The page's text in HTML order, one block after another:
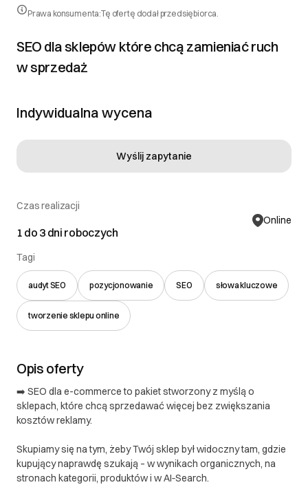
Prawa konsumenta:Tę ofertę dodał przedsiębiorca.
SEO dla sklepów które chcą zamieniać ruch
w sprzedaż
Indywidualna wycena
Czas realizacji
1 do 3 dni roboczych
Online
Tagi
audyt SEO pozycjonowanie SEO słowa kluczowe
tworzenie sklepu online
Wyślij zapytanie
Opis oferty
➡️ SEO dla e-commerce to pakiet stworzony z myślą o
sklepach, które chcą sprzedawać więcej bez zwiększania
kosztów reklamy.
Skupiamy się na tym, żeby Twój sklep był widoczny tam, gdzie
kupujący naprawdę szukają – w wynikach organicznych, na
stronach kategorii, produktów i w AI‑Search.